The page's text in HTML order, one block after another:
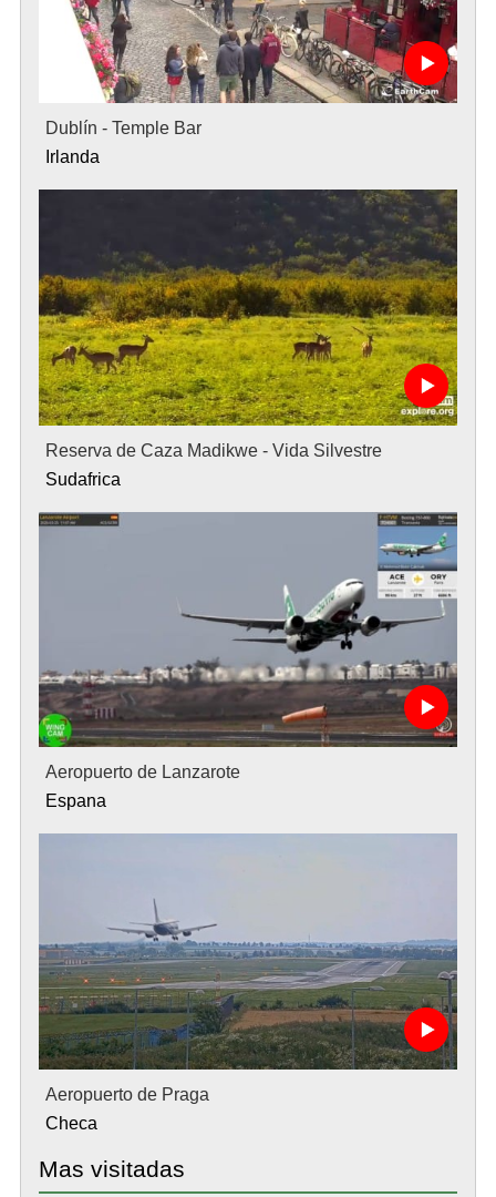
Dublín - Temple Bar
Irlanda
Reserva de Caza Madikwe - Vida Silvestre
Sudafrica
Aeropuerto de Lanzarote
Espana
Aeropuerto de Praga
Checa
Mas visitadas